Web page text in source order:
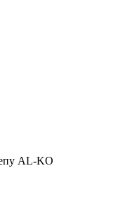
AL-KO